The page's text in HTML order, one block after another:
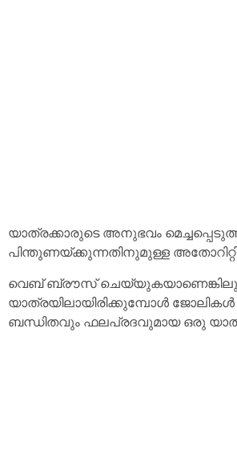
യാത്രക്കാരുടെ അനുഭവം
പിന്തുണയ്ക്കുന്നതിനുമുള്ള
വെബ് ബ്രൗസ്
യാത്രയിലായിരിക്കുമ്പോൾ
ബന്ധിതവും ഫലപ്രദവുമായ ഒരു